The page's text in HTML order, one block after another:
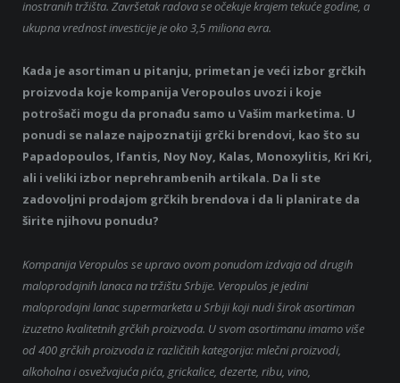
inostranih tržišta. Završetak radova se očekuje krajem tekuće godine, a
ukupna vrednost investicije je oko 3,5 miliona evra.
Kada je asortiman u pitanju, primetan je veći izbor grčkih
proizvoda koje kompanija Veropoulos uvozi i koje
potrošači mogu da pronađu samo u Vašim marketima. U
ponudi se nalaze najpoznatiji grčki brendovi, kao što su
Papadopoulos, Ifantis, Noy Noy, Kalas, Monoxylitis, Kri Kri,
ali i veliki izbor neprehrambenih artikala. Da li ste
zadovoljni prodajom grčkih brendova i da li planirate da
širite njihovu ponudu?
Kompanija Veropulos se upravo ovom ponudom izdvaja od drugih
maloprodajnih lanaca na tržištu Srbije. Veropulos je jedini
maloprodajni lanac supermarketa u Srbiji koji nudi širok asortiman
izuzetno kvalitetnih grčkih proizvoda. U svom asortimanu imamo više
od 400 grčkih proizvoda iz različitih kategorija: mlečni proizvodi,
alkoholna i osvežvajuća pića, grickalice, dezerte, ribu, vino,